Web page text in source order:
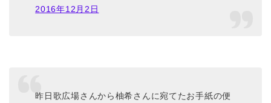
2016年12月2日
昨日歌広場さんから柚希さんに宛てたお手紙の便